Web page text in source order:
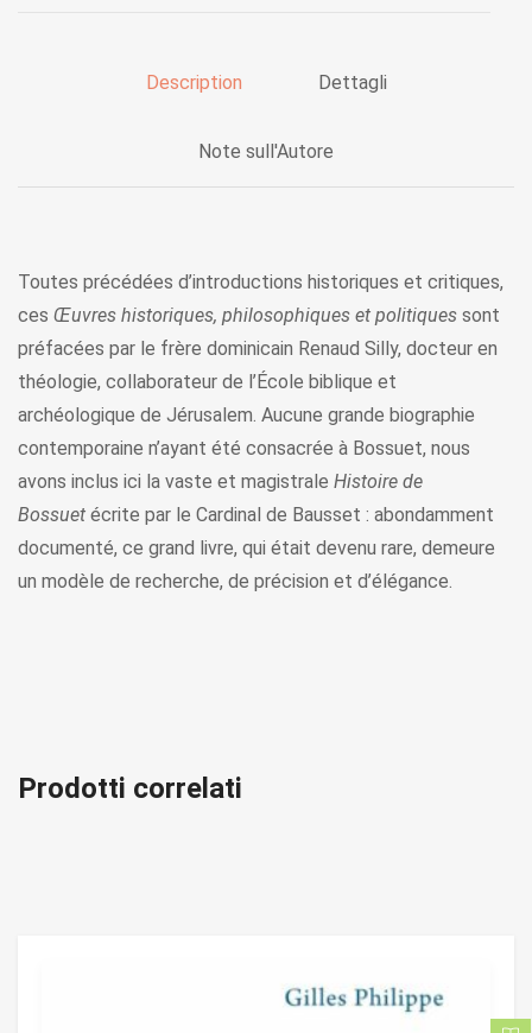
Description Dettagli
Note sull'Autore
Toutes précédées d’introductions historiques et critiques,
ces Œuvres historiques, philosophiques et politiques sont
préfacées par le frère dominicain Renaud Silly, docteur en
théologie, collaborateur de l’École biblique et
archéologique de Jérusalem. Aucune grande biographie
contemporaine n’ayant été consacrée à Bossuet, nous
avons inclus ici la vaste et magistrale Histoire de
Bossuet écrite par le Cardinal de Bausset : abondamment
documenté, ce grand livre, qui était devenu rare, demeure
un modèle de recherche, de précision et d’élégance.
Prodotti correlati